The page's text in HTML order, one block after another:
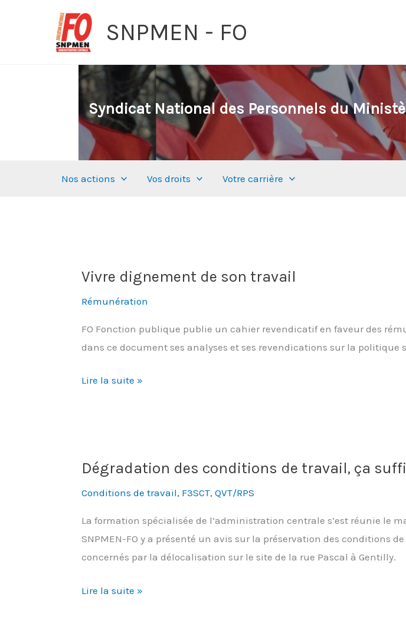
SNPMEN - FO
Syndicat National des Personnels du
Nos actions Vos droits Votre carrière
Vivre dignement de son travail
Rémunération
FO Fonction publique publie un cahier revendicatif en faveur des
dans ce document ses analyses et ses revendications sur la politique
Vivre
Lire la suite »
Dégradation des conditions de travail, ça
Conditions de travail, F3SCT, QVT/RPS
La formation spécialisée de l’administration centrale s’est réunie le
SNPMEN-FO y a présenté un avis sur la préservation des conditions
concernés par la délocalisation sur le site de la rue Pascal à Gentilly.
Dégradation
Lire la suite »